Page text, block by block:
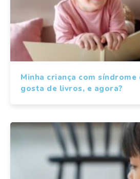
Minha criança com síndrome
gosta de livros, e agora?